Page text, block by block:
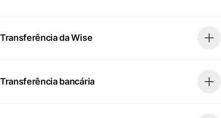
Transferência da Wise
Transferência bancária